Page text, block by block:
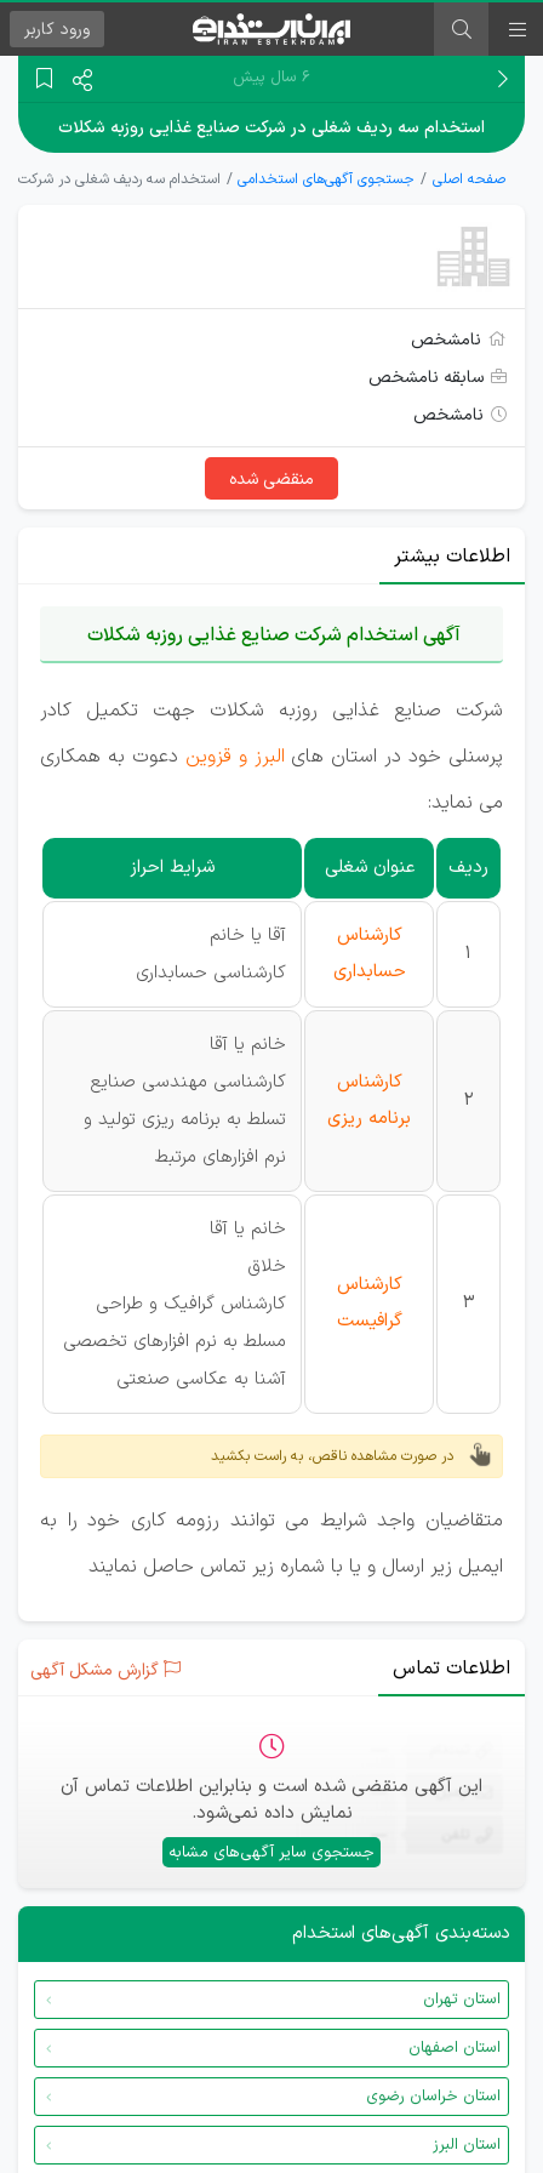
ورود کاربر
۶ سال پیش
استخدام سه ردیف شغلی در شرکت صنایع غذایی روزبه شکلات
صفحه اصلی جستجوی آگهی‌های استخدامی استخدام سه ردیف شغلی در شرکت
نامشخص
سابقه نامشخص
نامشخص
منقضی شده
اطلاعات بیشتر
آگهی استخدام شرکت صنایع غذایی روزبه شکلات
شرکت صنایع غذایی روزبه شکلات جهت تکمیل کادر
پرسنلی خود در استان های البرز و قزوین دعوت به همکاری
می نماید:
ردیف عنوان شغلی شرایط احراز
1
کارشناس
حسابداری
آقا یا خانم
کارشناسی حسابداری
2
کارشناس
برنامه ریزی
خانم یا آقا
کارشناسی مهندسی صنایع
تسلط به برنامه ریزی تولید و
نرم افزارهای مرتبط
3
کارشناس
گرافیست
خانم یا آقا
خلاق
کارشناس گرافیک و طراحی
مسلط به نرم افزارهای تخصصی
آشنا به عکاسی صنعتی
در صورت مشاهده ناقص، به راست بکشید
متقاضیان واجد شرایط می توانند رزومه کاری خود را به
ایمیل زیر ارسال و یا با شماره زیر تماس حاصل نمایند
اطلاعات تماس گزارش مشکل آگهی
این آگهی منقضی شده است و بنابراین اطلاعات تماس آن
نمایش داده نمی‌شود.
جستجوی سایر آگهی‌های مشابه
ایمیل —
—
دسته‌بندی آگهی‌های استخدام
استان تهران
استان اصفهان
استان خراسان رضوی
استان البرز